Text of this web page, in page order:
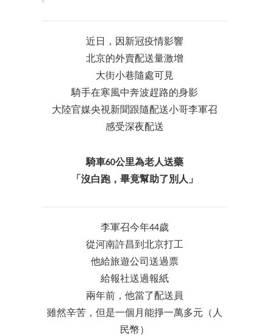
近日，因新冠疫情影響
北京的外賣配送量激增
大街小巷隨處可見
騎手在寒風中奔波趕路的身影
大陸官媒央視新聞跟隨配送小哥李軍召
感受深夜配送
騎車60公里為老人送藥
「沒白跑，畢竟幫助了別人」
李軍召今年44歲
從河南許昌到北京打工
他給旅遊公司送過票
給報社送過報紙
兩年前，他當了配送員
雖然辛苦，但是一個月能掙一萬多元（人
民幣）